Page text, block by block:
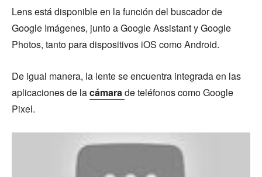
Lens está disponible en la función del buscador de
Google Imágenes, junto a Google Assistant y Google
Photos, tanto para dispositivos iOS como Android.
De igual manera, la lente se encuentra integrada en las
aplicaciones de lacámarade teléfonos como Google
Pixel.